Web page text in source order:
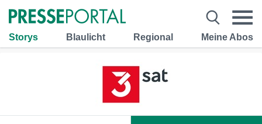
Storys Blaulicht Regional Meine Abos